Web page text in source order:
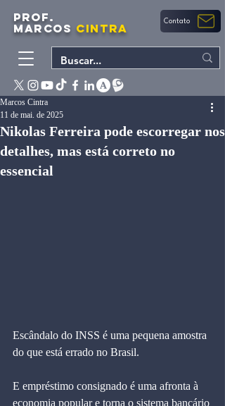
PROF.
MARCOS CINTRA Contato
Nikolas Ferreira pode escorregar nos
detalhes, mas está correto no
essencial
Marcos Cintra
11 de mai. de 2025
Escândalo do INSS é uma pequena amostra
do que está errado no Brasil.
E empréstimo consignado é uma afronta à
economia popular e torna o sistema bancário